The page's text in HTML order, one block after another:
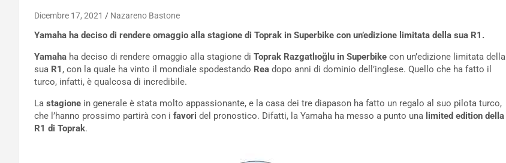
Dicembre 17, 2021 Nazareno Bastone
Yamaha ha deciso di rendere omaggio alla stagione di Toprak in Superbike con un’edizione limitata della sua R1.
Yamaha ha deciso di rendere omaggio alla stagione di Toprak Razgatlıoğlu in Superbike con un’edizione limitata della
sua R1 , con la quale ha vinto il mondiale spodestando Rea dopo anni di dominio dell’inglese. Quello che ha fatto il
turco, infatti, è qualcosa di incredibile.
La stagione in generale è stata molto appassionante, e la casa dei tre diapason ha fatto un regalo al suo pilota turco,
che l’hanno prossimo partirà con i favori del pronostico. Difatti, la Yamaha ha messo a punto una limited edition della
R1 di Toprak.